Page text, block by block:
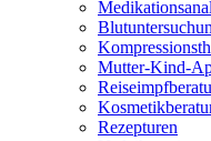
Mutter-Kind-
Rezepturen